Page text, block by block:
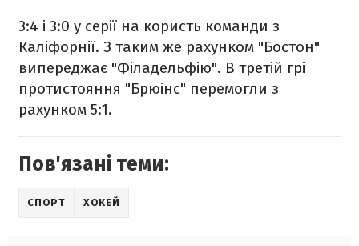
3:4 і 3:0 у серії на користь команди з
Каліфорнії. З таким же рахунком "Бостон"
випереджає "Філадельфію". В третій грі
протистояння "Брюінс" перемогли з
рахунком 5:1.
Пов'язані теми:
СПОРТ ХОКЕЙ